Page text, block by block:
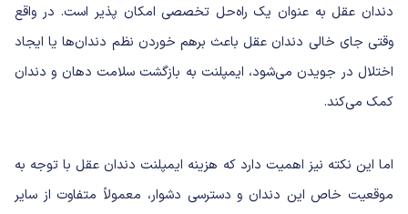
دندان عقل به عنوان یک راه‌حل تخصصی امکان پذیر است. در واقع
وقتی جای خالی دندان عقل باعث برهم خوردن نظم دندان‌ها یا ایجاد
اختلال در جویدن می‌شود، ایمپلنت به بازگشت سلامت دهان و دندان
کمک می‌کند.
اما این نکته نیز اهمیت دارد که هزینه ایمپلنت دندان عقل با توجه به
موقعیت خاص این دندان و دسترسی دشوار، معمولاً متفاوت از سایر